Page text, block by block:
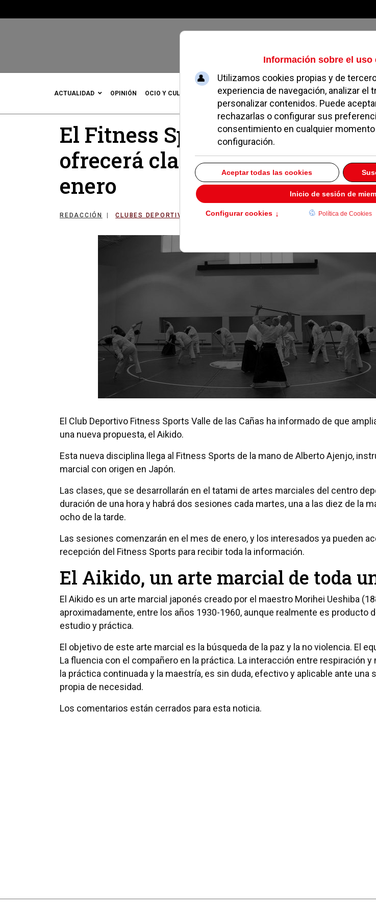
Domingo, 09 de agosto de
ACTUALIDAD OPINIÓN OCIO Y CULTURA DEPORTES MADRID NOROESTE SOCIEDAD
El Fitness Sports Valle de las
ofrecerá clases de Aikido a
enero
REDACCIÓN CLUBES DEPORTIVOS DE POZUELO 27 DICIEMBRE 2019
El Club Deportivo Fitness Sports Valle de las Cañas ha informado de que
una nueva propuesta, el Aikido.
Esta nueva disciplina llega al Fitness Sports de la mano de Alberto Ajenjo,
marcial con origen en Japón.
Las clases, que se desarrollarán en el tatami de artes marciales del centro
duración de una hora y habrá dos sesiones cada martes, una a las diez de la
ocho de la tarde.
Las sesiones comenzarán en el mes de enero, y los interesados ya pueden
recepción del Fitness Sports para recibir toda la información.
El Aikido, un arte marcial de toda
El Aikido es un arte marcial japonés creado por el maestro Morihei Ueshiba
aproximadamente, entre los años 1930-1960, aunque realmente es producto
estudio y práctica.
El objetivo de este arte marcial es la búsqueda de la paz y la no violencia. El
La fluencia con el compañero en la práctica. La interacción entre respiración
la práctica continuada y la maestría, es sin duda, efectivo y aplicable ante una
propia de necesidad.
Los comentarios están cerrados para esta noticia.